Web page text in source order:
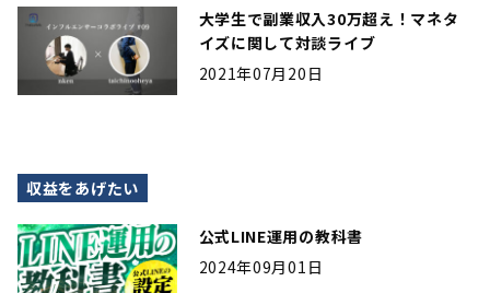
大学生で副業収入30万超え！マネタ
イズに関して対談ライブ
2021年07月20日
収益をあげたい
公式LINE運用の教科書
2024年09月01日